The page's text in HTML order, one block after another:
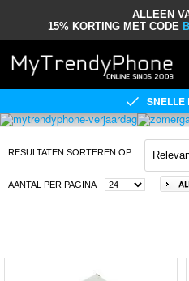
ALLEEN
15% KORTING MET CODE
SNELLE
RESULTATEN SORTEREN OP :
AANTAL PER PAGINA